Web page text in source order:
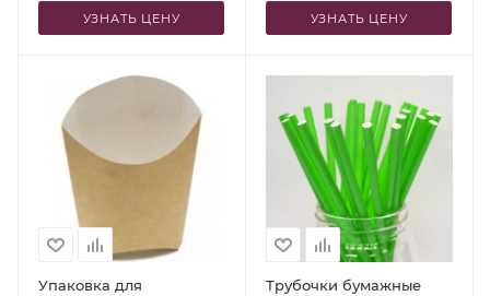
УЗНАТЬ ЦЕНУ УЗНАТЬ ЦЕНУ
Упаковка для
Трубочки бумажные